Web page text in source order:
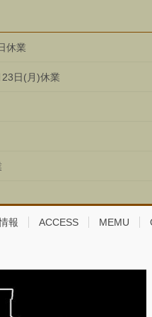
休業
日(月)休業
報 ACCESS MEMU